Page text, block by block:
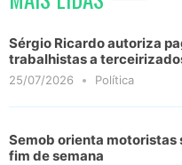
Sérgio Ricardo autoriza
trabalhistas a
25/07/2026 Política
Semob orienta motoristas
fim de semana